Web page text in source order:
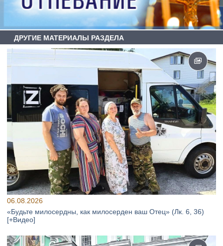
ДРУГИЕ МАТЕРИАЛЫ РАЗДЕЛА
06.08.2026
«Будьте милосердны, как милосерден ваш Отец» (Лк. 6, 36)
[+Видео]